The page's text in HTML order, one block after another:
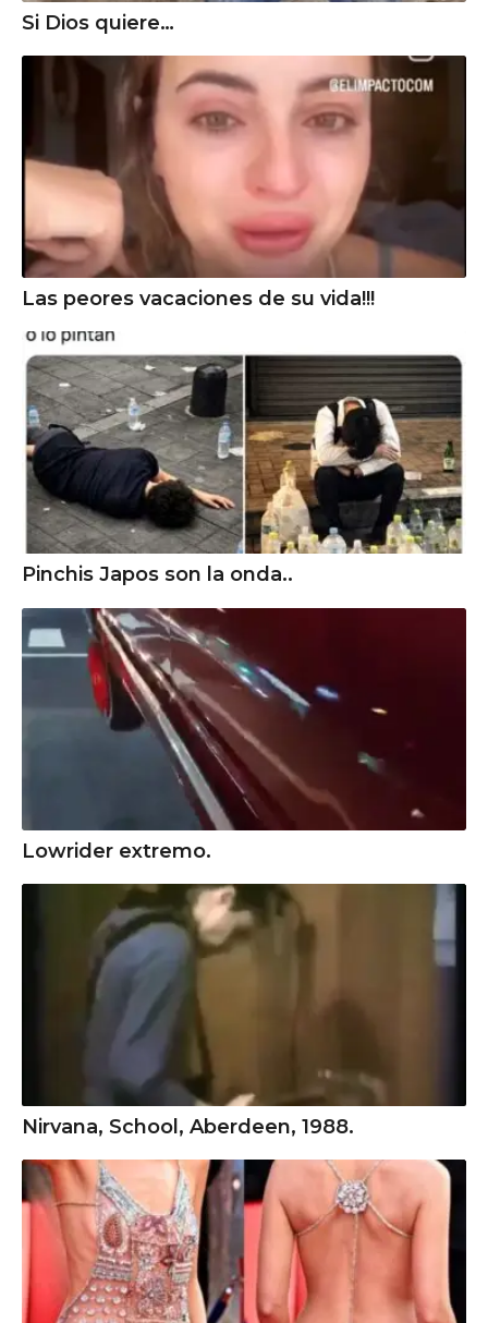
Si Dios quiere…
Las peores vacaciones de su vida!!!
Pinchis Japos son la onda..
Lowrider extremo.
Nirvana, School, Aberdeen, 1988.